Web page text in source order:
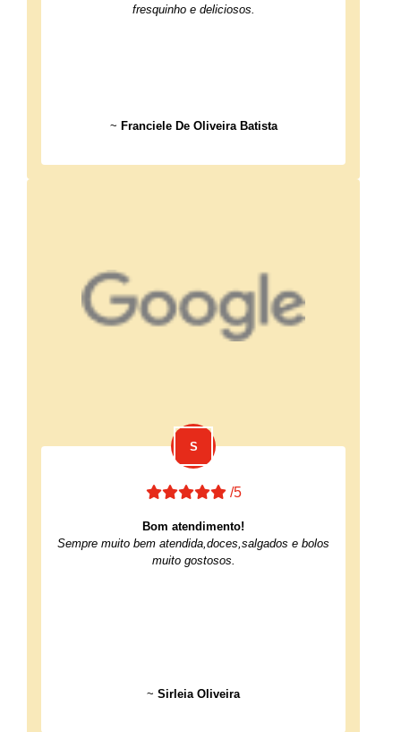
fresquinho e deliciosos.
~ Franciele De Oliveira Batista
/5
Bom atendimento!
Sempre muito bem atendida,doces,salgados e bolos
muito gostosos.
~ Sirleia Oliveira